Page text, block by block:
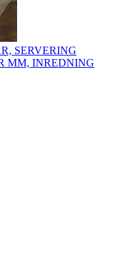
SERVERING
MM, INREDNING